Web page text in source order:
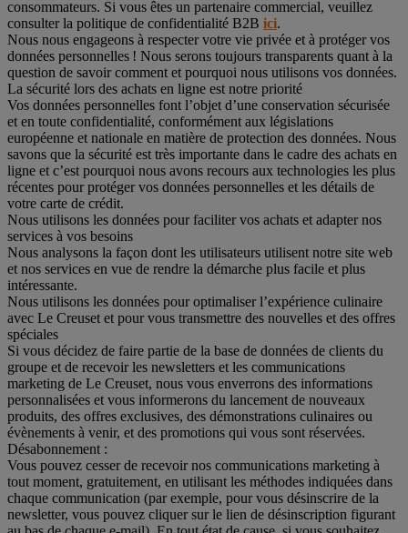
consommateurs. Si vous êtes un partenaire commercial, veuillez
consulter la politique de confidentialité B2B ici.
Nous nous engageons à respecter votre vie privée et à protéger vos
données personnelles ! Nous serons toujours transparents quant à la
question de savoir comment et pourquoi nous utilisons vos données.
La sécurité lors des achats en ligne est notre priorité
Vos données personnelles font l’objet d’une conservation sécurisée
et en toute confidentialité, conformément aux législations
européenne et nationale en matière de protection des données. Nous
savons que la sécurité est très importante dans le cadre des achats en
ligne et c’est pourquoi nous avons recours aux technologies les plus
récentes pour protéger vos données personnelles et les détails de
votre carte de crédit.
Nous utilisons les données pour faciliter vos achats et adapter nos
services à vos besoins
Nous analysons la façon dont les utilisateurs utilisent notre site web
et nos services en vue de rendre la démarche plus facile et plus
intéressante.
Nous utilisons les données pour optimaliser l’expérience culinaire
avec Le Creuset et pour vous transmettre des nouvelles et des offres
spéciales
Si vous décidez de faire partie de la base de données de clients du
groupe et de recevoir les newsletters et les communications
marketing de Le Creuset, nous vous enverrons des informations
personnalisées et vous informerons du lancement de nouveaux
produits, des offres exclusives, des démonstrations culinaires ou
évènements à venir, et des promotions qui vous sont réservées.
Désabonnement :
Vous pouvez cesser de recevoir nos communications marketing à
tout moment, gratuitement, en utilisant les méthodes indiquées dans
chaque communication (par exemple, pour vous désinscrire de la
newsletter, vous pouvez cliquer sur le lien de désinscription figurant